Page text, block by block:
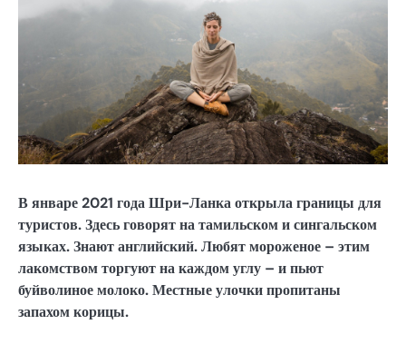
В январе 2021 года Шри-Ланка открыла границы для
туристов. Здесь говорят на тамильском и сингальском
языках. Знают английский. Любят мороженое – этим
лакомством торгуют на каждом углу – и пьют
буйволиное молоко. Местные улочки пропитаны
запахом корицы.